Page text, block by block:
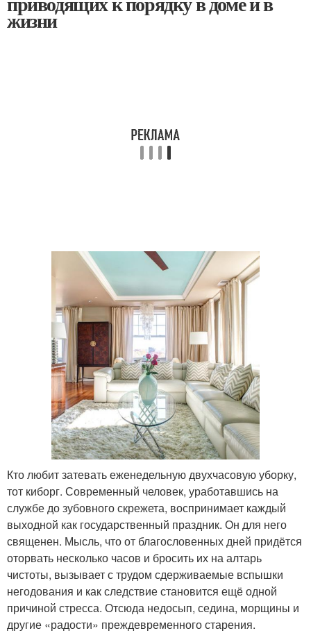
жизни
Кто любит затевать еженедельную двухчасовую уборку,
тот киборг. Современный человек, уработавшись на
службе до зубовного скрежета, воспринимает каждый
выходной как государственный праздник. Он для него
священен. Мысль, что от благословенных дней придётся
оторвать несколько часов и бросить их на алтарь
чистоты, вызывает с трудом сдерживаемые вспышки
негодования и как следствие становится ещё одной
причиной стресса. Отсюда недосып, седина, морщины и
другие «радости» преждевременного старения.